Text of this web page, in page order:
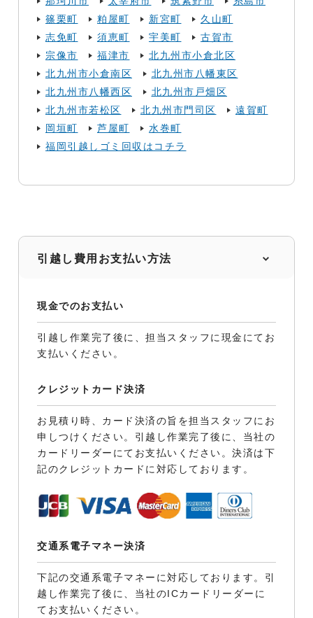
篠栗町
粕屋町 新宮町
久山町
志免町
須恵町 宇美町
古賀市
宗像市
福津市
北九州市小倉北区
北九州市小倉南区
北九州市八幡東区
北九州市八幡西区
北九州市戸畑区
北九州市若松区
北九州市門司区
遠賀町
岡垣町
芦屋町
水巻町
福岡引越しゴミ回収はコチラ
引越し費用お支払い方法
現金でのお支払い
引越し作業完了後に、担当スタッフに現金にてお
支払いください。
クレジットカード決済
お見積り時、カード決済の旨を担当スタッフにお
申しつけください。引越し作業完了後に、当社の
カードリーダーにてお支払いください。決済は下
記のクレジットカードに対応しております。
交通系電子マネー決済
下記の交通系電子マネーに対応しております。引
越し作業完了後に、当社のICカードリーダーに
てお支払いください。